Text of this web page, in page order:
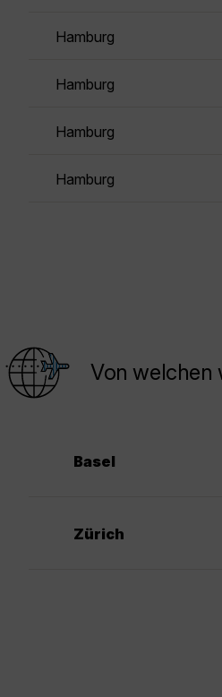
Hamburg
Hamburg
Hamburg
Hamburg
Von welchen
Basel
Zürich